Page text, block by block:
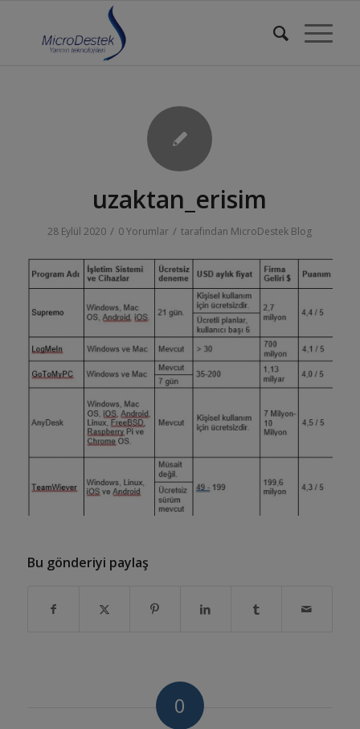
uzaktan_erisim
28 Eylül 2020 / 0 Yorumlar / tarafından MicroDestek Blog
Bu gönderiyi paylaş
0